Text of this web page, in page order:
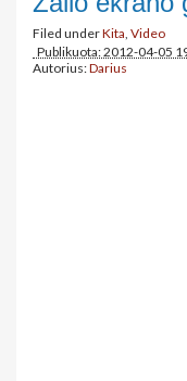
Filed underKita, Video
Publikuota: 2012-04-05
Autorius:Darius